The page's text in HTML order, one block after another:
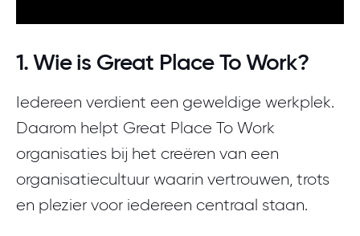
1. Wie is Great Place To Work?
Iedereen verdient een geweldige werkplek.
Daarom helpt Great Place To Work
organisaties bij het creëren van een
organisatiecultuur waarin vertrouwen, trots
en plezier voor iedereen centraal staan.